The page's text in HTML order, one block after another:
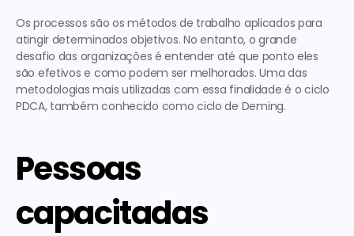
Os processos são os métodos de trabalho aplicados para
atingir determinados objetivos. No entanto, o grande
desafio das organizações é entender até que ponto eles
são efetivos e como podem ser melhorados. Uma das
metodologias mais utilizadas com essa finalidade é o ciclo
PDCA, também conhecido como ciclo de Deming.
Pessoas
capacitadas